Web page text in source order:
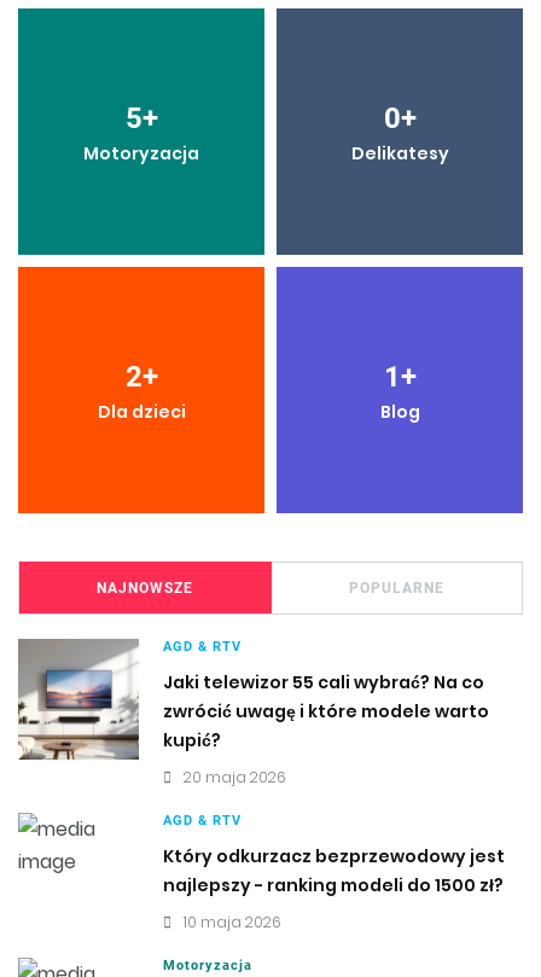
5+
Motoryzacja
0+
Delikatesy
2+
Dla dzieci
1+
Blog
NAJNOWSZE POPULARNE
AGD & RTV
Jaki telewizor 55 cali wybrać? Na co
zwrócić uwagę i które modele warto
kupić?
20 maja 2026
AGD & RTV
Który odkurzacz bezprzewodowy jest
najlepszy - ranking modeli do 1500 zł?
10 maja 2026
Motoryzacja